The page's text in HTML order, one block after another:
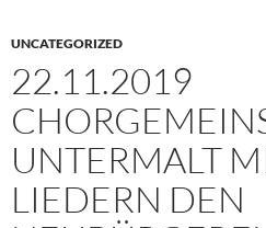
UNCATEGORIZED
22.11.2019
UNTERMALT
LIEDERN DEN